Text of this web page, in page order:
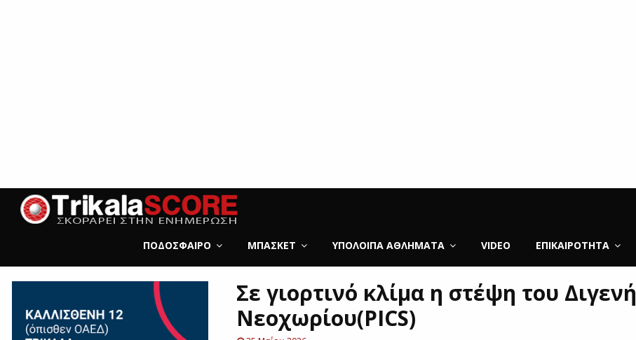
ΠΟΔΌΣΦΑΙΡΟ ΜΠΆΣΚΕΤ ΥΠΌΛΟΙΠΑ ΑΘΛΉΜΑΤΑ VIDEO ΕΠΙΚΑΙΡΌΤΗΤΑ
Σε γιορτινό κλίμα η στέψη του Διγενή
Νεοχωρίου(PICS)